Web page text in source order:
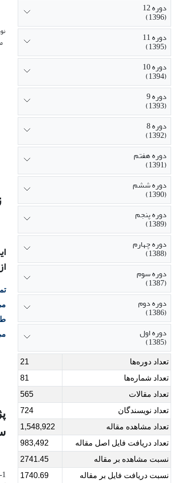
دوره 12
(1396)
دوره 11
(1395)
دوره 10
(1394)
دوره 9
(1393)
دوره 8
(1392)
دوره هفتم
(1391)
دوره ششم
(1390)
دوره پنجم
(1389)
دوره چهارم
(1388)
دوره سوم
(1387)
دوره دوم
(1386)
دوره اول
(1385)
تعداد دوره‌ها
21
تعداد شماره‌ها
81
تعداد مقالات
565
تعداد نویسندگان
724
تعداد مشاهده مقاله
1,548,922
تعداد دریافت فایل اصل مقاله
983,492
نسبت مشاهده بر مقاله
2741.45
نسبت دریافت فایل بر مقاله
1740.69